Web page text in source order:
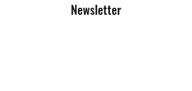
Newsletter